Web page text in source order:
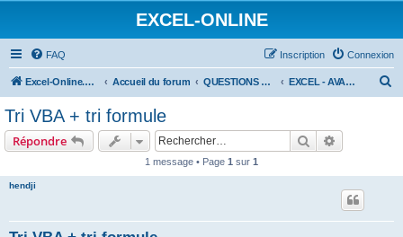
EXCEL-ONLINE
FAQ Connexion
Inscription
Excel-Online.net Accueil du forum QUESTIONS EXCEL EXCEL - AVANCÉ
Tri VBA + tri formule
Répondre Rechercher
1 message • Page 1 sur 1
hendji